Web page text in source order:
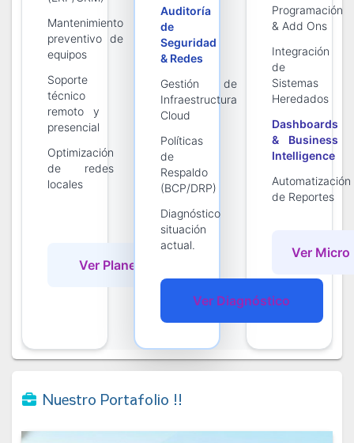
Mantenimiento
preventivo de
equipos
Soporte
técnico
remoto y
presencial
Optimización
de redes
locales
Ver Planes Pyme
Auditoría
de
Seguridad
& Redes
Gestión de
Infraestructura
Cloud
Políticas
de
Respaldo
(BCP/DRP)
Diagnóstico
situación
actual.
Ver Diagnóstico
Programación
& Add Ons
Integración
de
Sistemas
Heredados
Dashboards
& Business
Intelligence
Automatización
de Reportes
Ver
Nuestro Portafolio !!